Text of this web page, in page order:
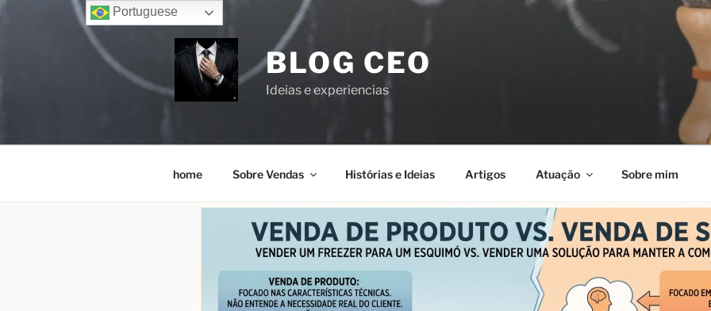
BLOG CEO
Ideias e experiencias
home Sobre Vendas Histórias e Ideias Artigos Atuação Sobre mim
Portuguese